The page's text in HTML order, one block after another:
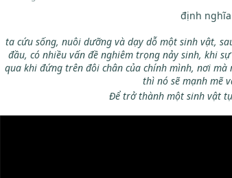
định
ta cứu sống, nuôi dưỡng và dạy dỗ một sinh vật,
đầu, có nhiều vấn đề nghiêm trọng nảy sinh, khi
qua khi đứng trên đôi chân của chính mình, nơi
thì nó sẽ mạnh mẽ
Để trở thành một sinh vật